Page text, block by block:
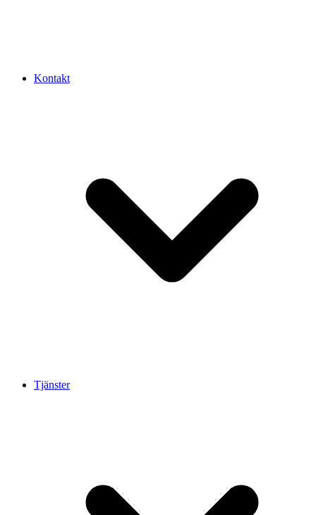
Kontakt
Tjänster